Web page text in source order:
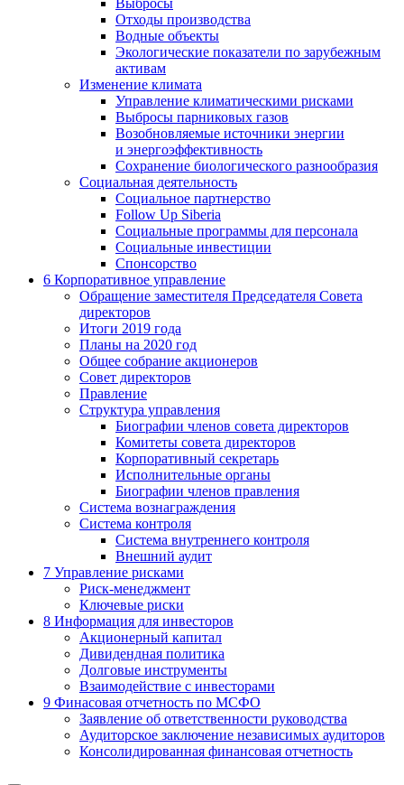
Выбросы
Отходы производства
Водные объекты
Экологические показатели по зарубежным
активам
Изменение климата
Управление климатическими рисками
Выбросы парниковых газов
Возобновляемые источники энергии
и энергоэффективность
Сохранение биологического разнообразия
Социальная деятельность
Социальное партнерство
Follow Up Siberia
Социальные программы для персонала
Социальные инвестиции
Спонсорство
6 Корпоративное управление
Обращение заместителя Председателя Совета
директоров
Итоги 2019 года
Планы на 2020 год
Общее собрание акционеров
Совет директоров
Правление
Структура управления
Биографии членов совета директоров
Комитеты совета директоров
Корпоративный секретарь
Исполнительные органы
Биографии членов правления
Система вознаграждения
Система контроля
Система внутреннего контроля
Внешний аудит
7 Управление рисками
Риск-менеджмент
Ключевые риски
8 Информация для инвесторов
Акционерный капитал
Дивидендная политика
Долговые инструменты
Взаимодействие с инвеcторами
9 Финасовая отчетность по МСФО
Заявление об ответственности руководства
Аудиторское заключение независимых аудиторов
Консолидированная финансовая отчетность